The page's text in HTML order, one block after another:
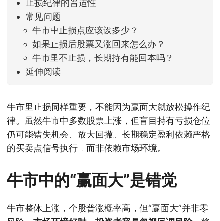
止损纪律的普适性
常见问题
牛市中止损点应该设多少？
如果止损后股票又涨回来怎么办？
牛市里不止损，长期持有能回本吗？
延伸阅读
牛市里止损同样重要，不能因为赢面大就放松操作纪
律。虽然牛市中多数股票上涨，但盲目持有亏损仓位
仍可能错失机会、放大回撤。长期稳定盈利依赖严格
的买卖点信号执行，而非依赖市场环境。
牛市中的“赢面大”是错觉
牛市整体上涨，个股普涨概率高，但“赢面大”并非零